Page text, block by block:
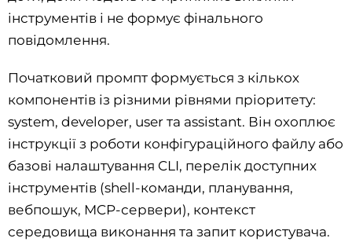
інструментів і не формує фінального
повідомлення.
Початковий промпт формується з кількох
компонентів із різними рівнями пріоритету:
system, developer, user та assistant. Він охоплює
інструкції з роботи конфігураційного файлу або
базові налаштування CLI, перелік доступних
інструментів (shell-команди, планування,
вебпошук, MCP-сервери), контекст
середовища виконання та запит користувача.